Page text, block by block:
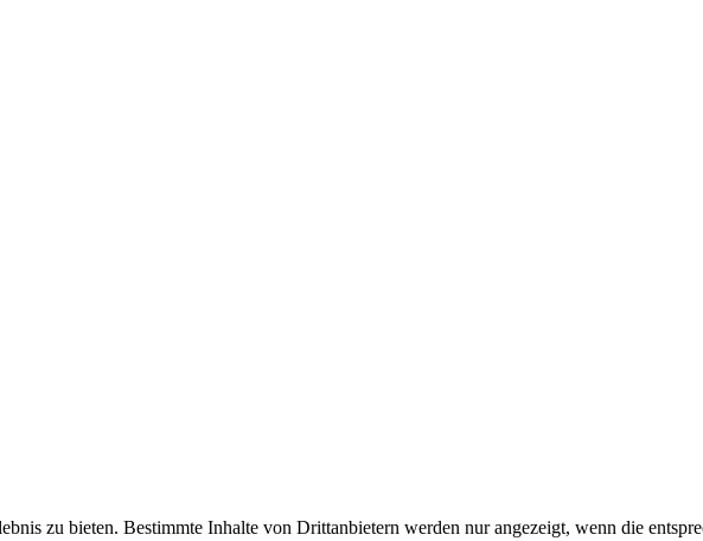
zu bieten. Bestimmte Inhalte von Drittanbietern werden nur angezeigt, wenn die